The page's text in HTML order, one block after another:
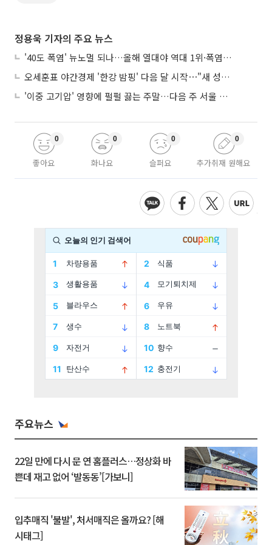
정용욱 기자의 주요 뉴스
'40도 폭염' 뉴노멀 되나…올해 열대야 역대 1위·폭염일수 평년 3배 넘어
오세훈표 야간경제 '한강 밤핑' 다음 달 시작⋯"새 성장동력 만들 것"
'이중 고기압' 영향에 펄펄 끓는 주말…다음 주 서울 포함 서쪽이 더 덥다
좋아요
0
화나요
0
슬퍼요
0
추가취재 원해요
0
주요뉴스
22일 만에 다시 문 연 홈플러스…정상화 바
쁜데 재고 없어 ‘발동동’[가보니]
입추매직 '불발', 처서매직은 올까요? [해
시태그]